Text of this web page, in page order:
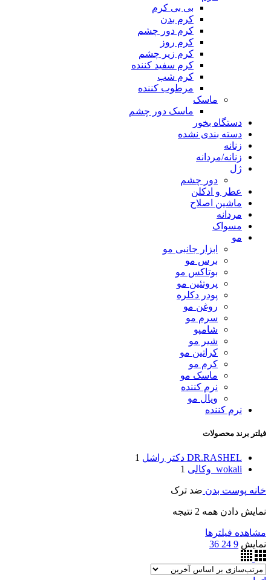
بی بی کرم
کرم بدن
کرم دور چشم
کرم روز
کرم زیر چشم
کرم سفید کننده
کرم شب
مرطوب کننده
ماسک
ماسک دور چشم
دستگاه بخور
دسته بندی نشده
زنانه
زنانه/مردانه
ژل
دور چشم
عطر و ادکلن
ماشین اصلاح
مردانه
مسواک
مو
ابزار جانبی مو
برس مو
بوتاکس مو
پروتئین مو
پودر دکلره
روغن مو
سرم مو
شامپو
شیر مو
کراتین مو
کرم مو
ماسک مو
نرم کننده
ویال مو
نرم کننده
فیلتر برند محصولات
DR.RASHEL دکتر راشل
1
wokali_وکالی
1
خانه پوست بدن ضد ترک
نمایش دادن همه 2 نتیجه
مشاهده فیلترها
نمایش 9
24
36